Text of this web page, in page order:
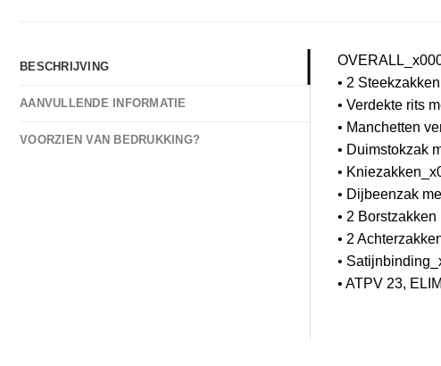
BESCHRIJVING
AANVULLENDE INFORMATIE
VOORZIEN VAN BEDRUKKING?
• 2
• Verdekte rits
• Manchetten
• Duimstokzak
•
• Dijbeenzak
• 2 Borstzakken
• 2
•
• ATPV 23,